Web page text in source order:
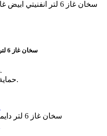
سخان غاز 6 لتر دايموند غاز انبوبة
غاز أنبوبة.
حماية سداسية.